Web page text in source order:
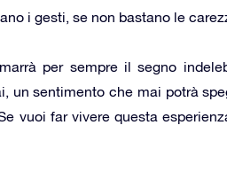
i gesti, se non bastano le
per sempre il segno
un sentimento che mai potrà
vuoi far vivere questa